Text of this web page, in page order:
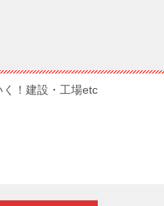
！建設・工場etc